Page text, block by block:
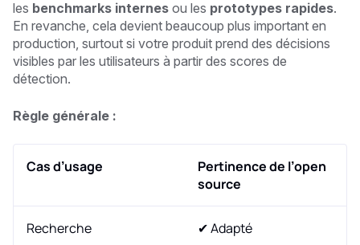
les benchmarks internes ou les prototypes rapides.
En revanche, cela devient beaucoup plus important en
production, surtout si votre produit prend des décisions
visibles par les utilisateurs à partir des scores de
détection.
Règle générale :
Cas d’usage
Pertinence de l’open
source
Recherche ✔ Adapté